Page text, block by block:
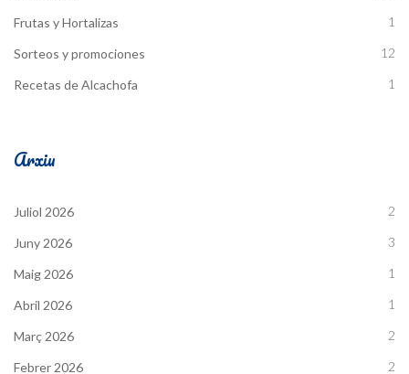
Frutas y Hortalizas 1
Sorteos y promociones 12
Recetas de Alcachofa 1
Arxiu
Juliol 2026 2
Juny 2026 3
Maig 2026 1
Abril 2026 1
Març 2026 2
Febrer 2026 2